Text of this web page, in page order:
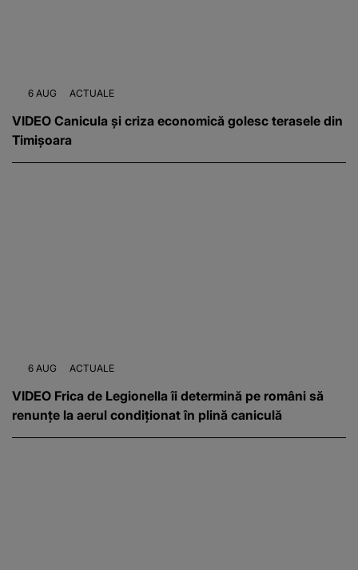
6 AUG ACTUALE
VIDEO Canicula și criza economică golesc terasele din
Timișoara
6 AUG ACTUALE
VIDEO Frica de Legionella îi determină pe români să
renunțe la aerul condiționat în plină caniculă